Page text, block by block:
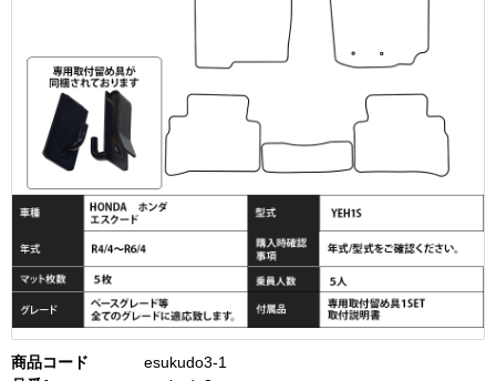
商品コード
esukudo3-1